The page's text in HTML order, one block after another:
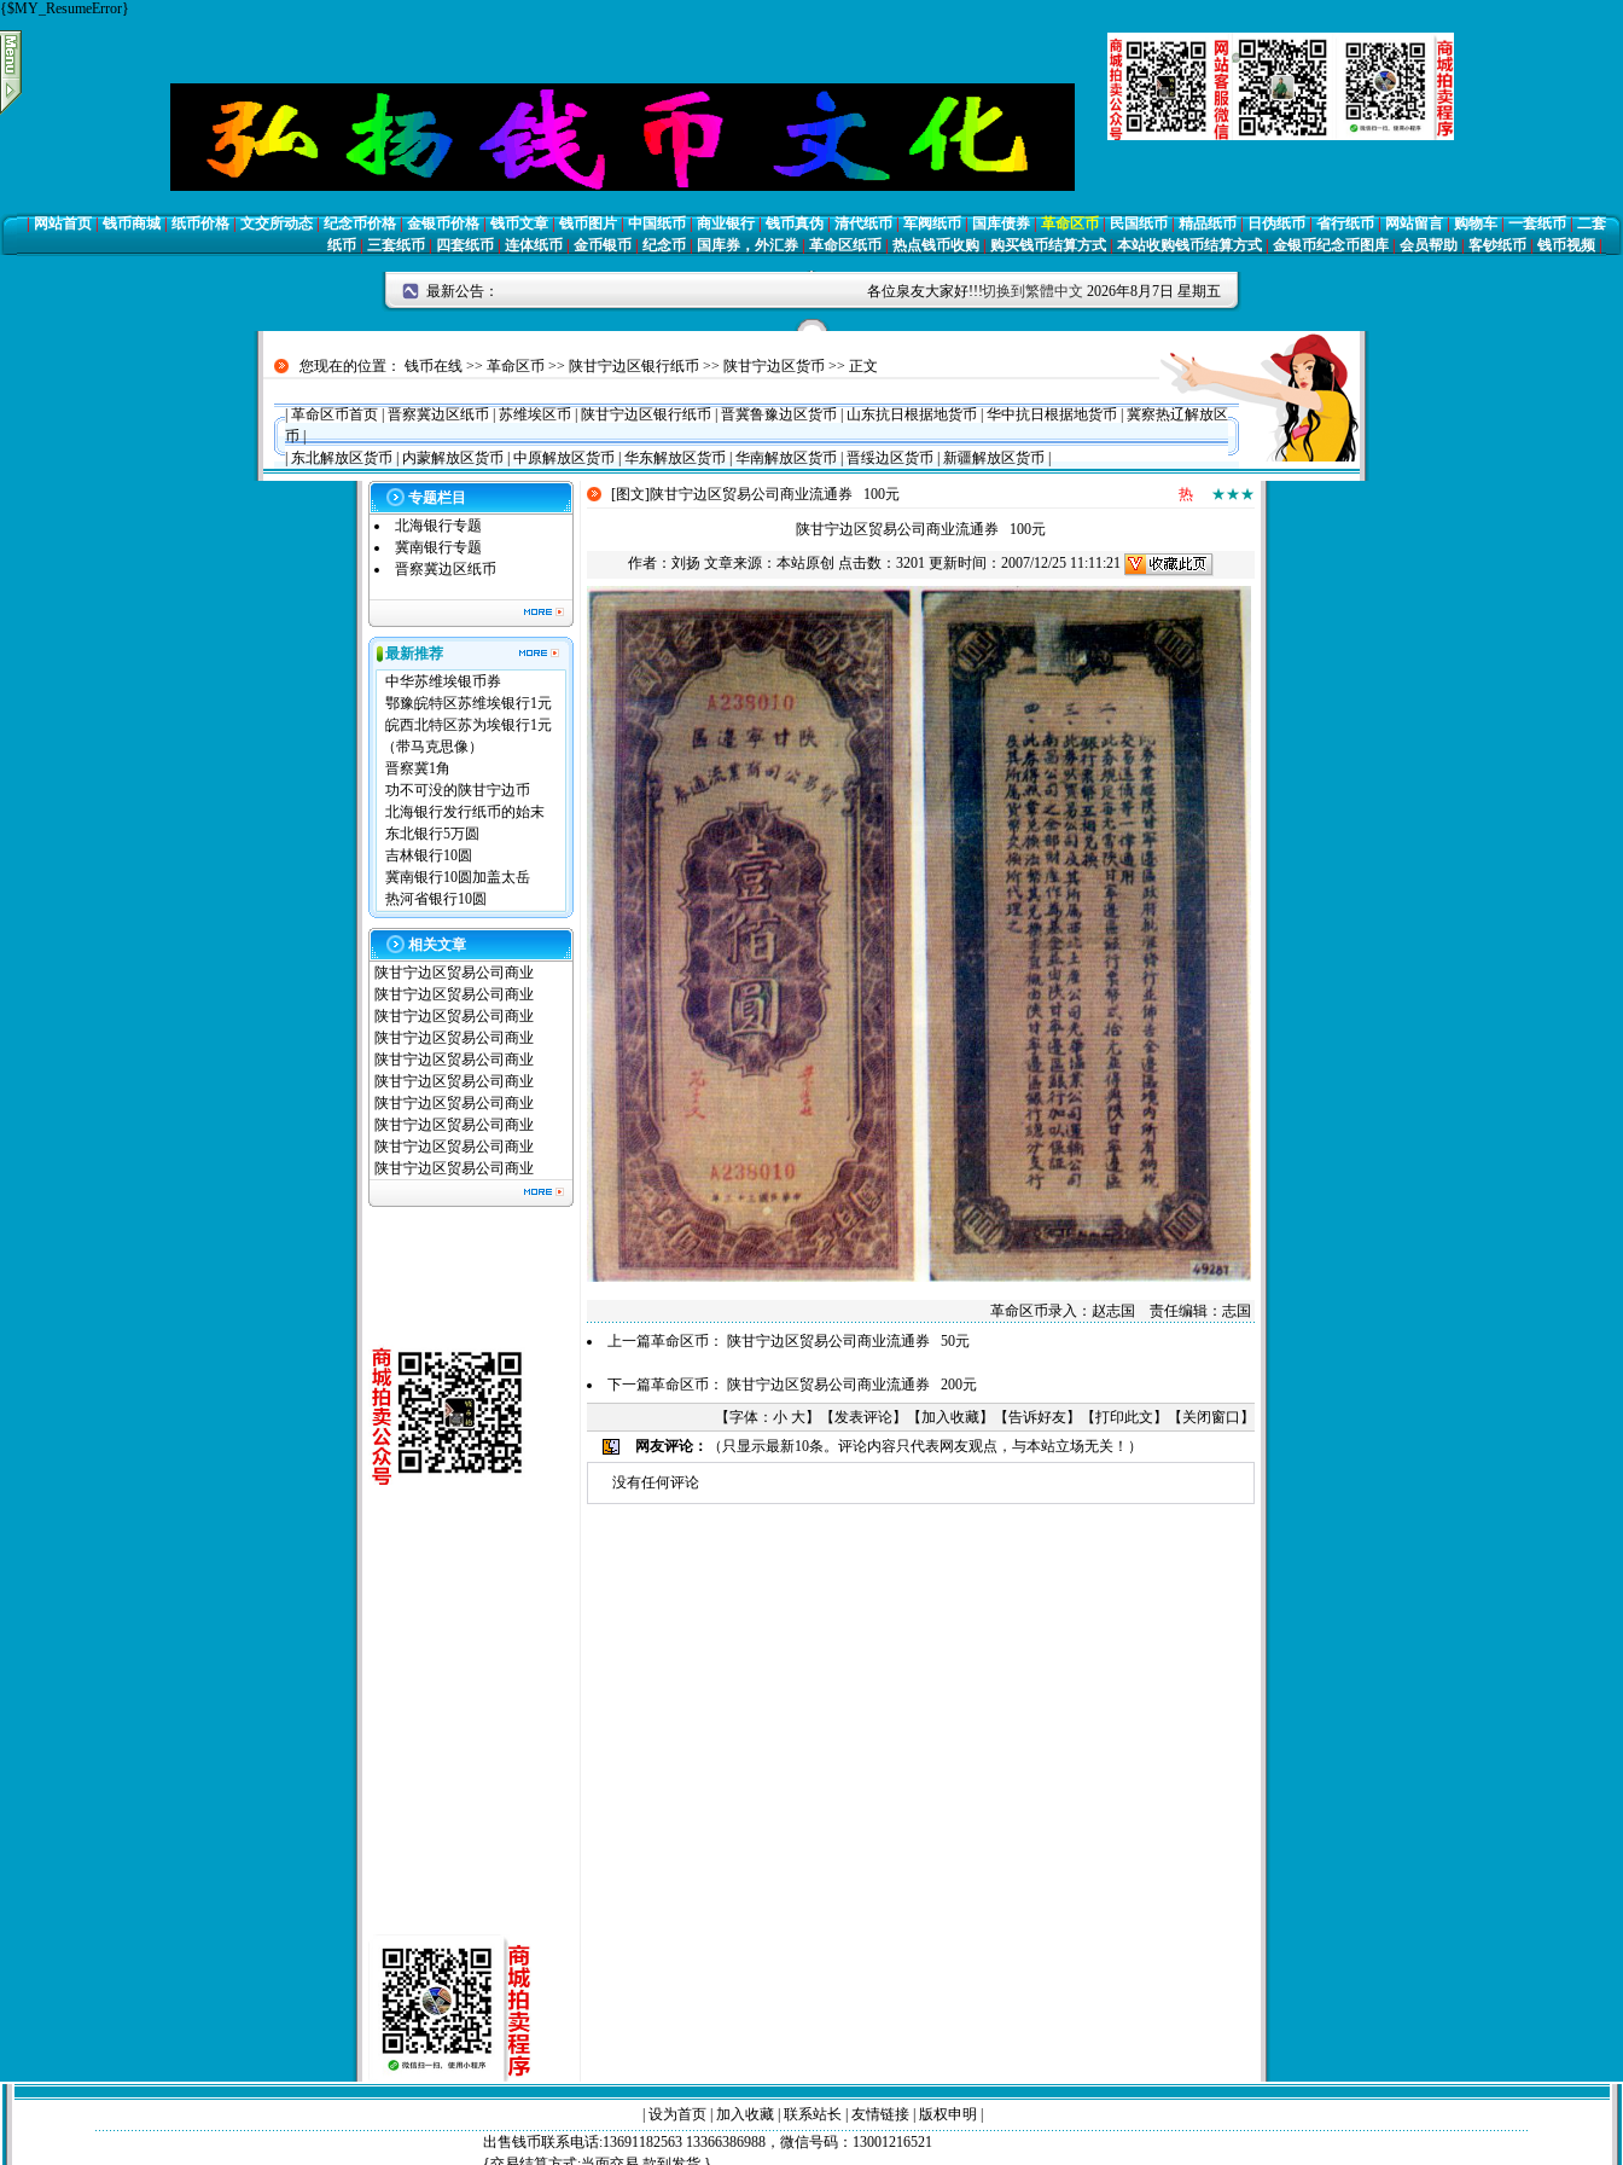
{$MY_ResumeError}
|网站首页|钱币商城|纸币价格|文交所动态|纪念币价格|金银币价格|钱币文章|钱币图片|中国纸币|商业银行|钱币真伪|清代纸币|军阀纸币|国库债券|革命区币|民国纸币|精品纸币|日伪纸币|省行纸币|网站留言|购物车|一套纸币|二套
纸币 | 三套纸币 | 四套纸币 | 连体纸币 | 金币银币 | 纪念币 | 国库券，外汇券 | 革命区纸币 | 热点钱币收购 | 购买钱币结算方式 | 本站收购钱币结算方式 | 金银币纪念币图库 | 会员帮助 | 客钞纸币 | 钱币视频 |
最新公告： 各位泉友大家好!!! [刘扬 2007年8月18日] 各位泉友大家好!!! [刘扬 2007年8月18日]
切换到繁體中文 2026年8月7日 星期五
您现在的位置： 钱币在线 >> 革命区币 >> 陕甘宁边区银行纸币 >> 陕甘宁边区货币 >> 正文
|革命区币首页 |晋察冀边区纸币 |苏维埃区币 |陕甘宁边区银行纸币 |晋冀鲁豫边区货币 |山东抗日根据地货币 |华中抗日根据地货币 |冀察热辽解放区
币|
|东北解放区货币 |内蒙解放区货币 |中原解放区货币 |华东解放区货币 |华南解放区货币 |晋绥边区货币 |新疆解放区货币 |
专题栏目
北海银行专题
冀南银行专题
晋察冀边区纸币
最新推荐
中华苏维埃银币券
鄂豫皖特区苏维埃银行1元
皖西北特区苏为埃银行1元
（带马克思像）
晋察冀1角
功不可没的陕甘宁边币
北海银行发行纸币的始末
东北银行5万圆
吉林银行10圆
冀南银行10圆加盖太岳
热河省银行10圆
相关文章
陕甘宁边区贸易公司商业
陕甘宁边区贸易公司商业
陕甘宁边区贸易公司商业
陕甘宁边区贸易公司商业
陕甘宁边区贸易公司商业
陕甘宁边区贸易公司商业
陕甘宁边区贸易公司商业
陕甘宁边区贸易公司商业
陕甘宁边区贸易公司商业
陕甘宁边区贸易公司商业
[图文]陕甘宁边区贸易公司商业流通券 100元 热 ★★★
陕甘宁边区贸易公司商业流通券 100元
作者： 刘扬 文章来源：本站原创 点击数：3201 更新时间：2007/12/25 11:11:21
革命区币录入：赵志国 责任编辑：志国
上一篇革命区币： 陕甘宁边区贸易公司商业流通券 50元
下一篇革命区币： 陕甘宁边区贸易公司商业流通券 200元
【字体： 小 大】【发表评论】【加入收藏】【告诉好友】【打印此文】【关闭窗口 】
网友评论：
（只显示最新10条。评论内容只代表网友观点，与本站立场无关！）
没有任何评论
| 设为首页| 加入收藏| 联系站长 | 友情链接| 版权申明 |
出售钱币联系电话:13691182563 13366386988，微信号码：13001216521